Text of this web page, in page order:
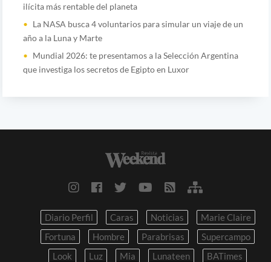
ilícita más rentable del planeta
La NASA busca 4 voluntarios para simular un viaje de un
año a la Luna y Marte
Mundial 2026: te presentamos a la Selección Argentina
que investiga los secretos de Egipto en Luxor
Diario Perfil Caras Noticias
Marie Claire
Fortuna
Hombre Parabrisas
Supercampo
Look
Luz Mia Lunateen BATimes